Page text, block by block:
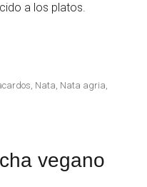
a los platos.
, Nata, Nata agria,
vegano